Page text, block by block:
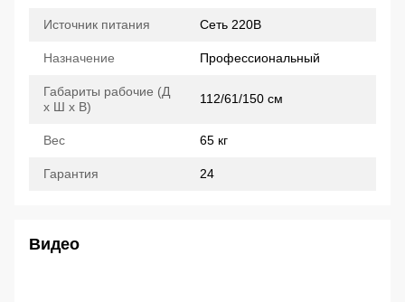
Источник питания Сеть 220В
Назначение Профессиональный
Габариты рабочие (Д
x Ш x В)
112/61/150 см
Вес 65 кг
Гарантия 24
Видео